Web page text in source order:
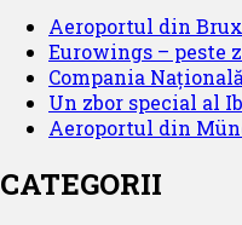
suspendate
până
pe
25
aprilie
Aeroportul din
Eurowings – peste
Compania
Un zbor special al
Aeroportul din
CATEGORII